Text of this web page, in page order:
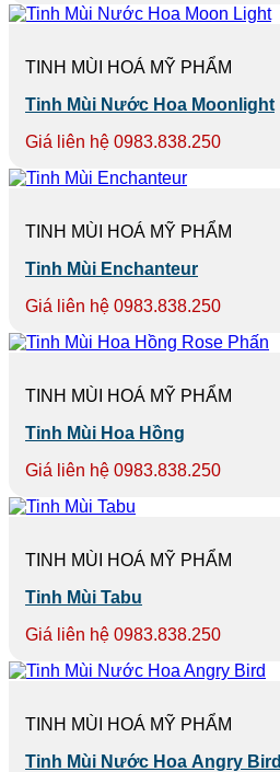
TINH MÙI HOÁ MỸ PHẨM
Tinh Mùi Nước Hoa Moonlight
Giá liên hệ 0983.838.250
TINH MÙI HOÁ MỸ PHẨM
Tinh Mùi Enchanteur
Giá liên hệ 0983.838.250
TINH MÙI HOÁ MỸ PHẨM
Tinh Mùi Hoa Hồng
Giá liên hệ 0983.838.250
TINH MÙI HOÁ MỸ PHẨM
Tinh Mùi Tabu
Giá liên hệ 0983.838.250
TINH MÙI HOÁ MỸ PHẨM
Tinh Mùi Nước Hoa Angry Bird